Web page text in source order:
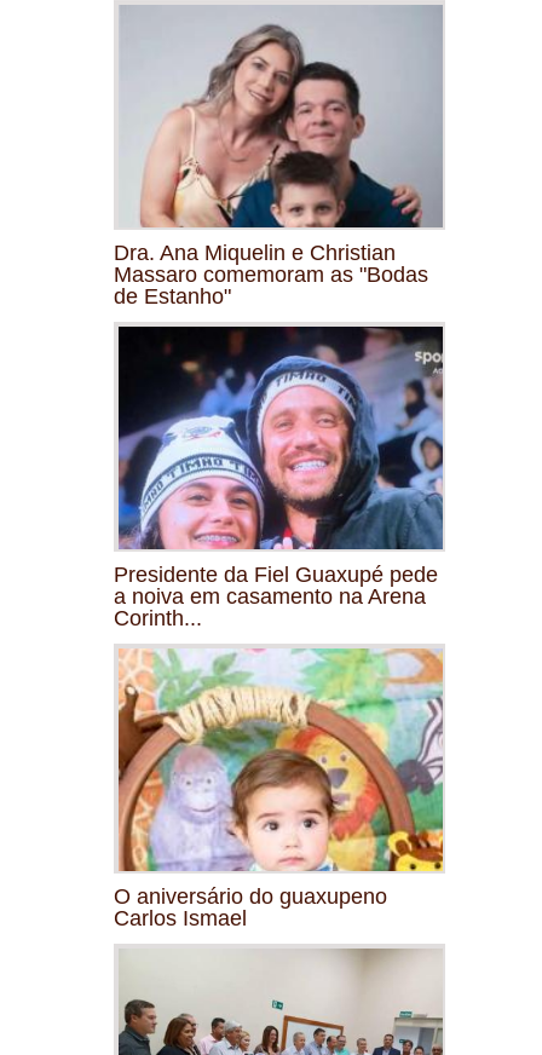
Dra. Ana Miquelin e Christian
Massaro comemoram as "Bodas
de Estanho"
Presidente da Fiel Guaxupé pede
a noiva em casamento na Arena
Corinth...
O aniversário do guaxupeno
Carlos Ismael